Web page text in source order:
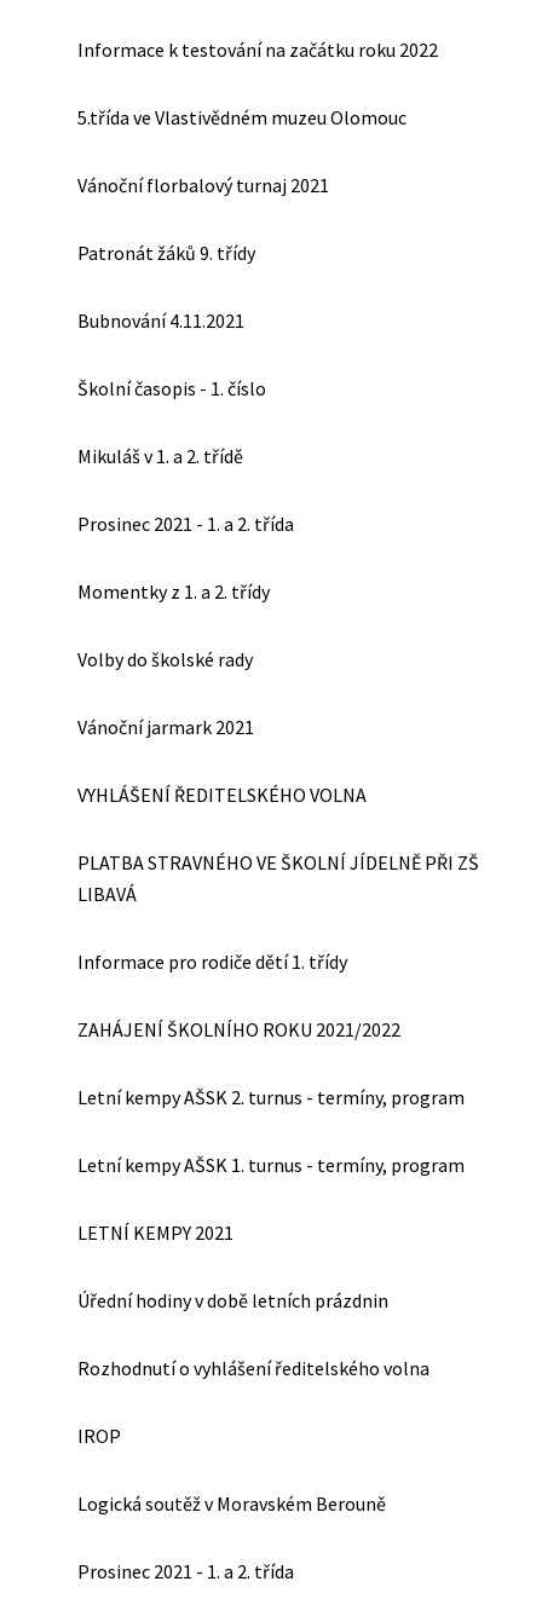
Informace k testování na začátku roku 2022
5.třída ve Vlastivědném muzeu Olomouc
Vánoční florbalový turnaj 2021
Patronát žáků 9. třídy
Bubnování 4.11.2021
Školní časopis - 1. číslo
Mikuláš v 1. a 2. třídě
Prosinec 2021 - 1. a 2. třída
Momentky z 1. a 2. třídy
Volby do školské rady
Vánoční jarmark 2021
VYHLÁŠENÍ ŘEDITELSKÉHO VOLNA
PLATBA STRAVNÉHO VE ŠKOLNÍ JÍDELNĚ PŘI ZŠ
LIBAVÁ
Informace pro rodiče dětí 1. třídy
ZAHÁJENÍ ŠKOLNÍHO ROKU 2021/2022
Letní kempy AŠSK 2. turnus - termíny, program
Letní kempy AŠSK 1. turnus - termíny, program
LETNÍ KEMPY 2021
Úřední hodiny v době letních prázdnin
Rozhodnutí o vyhlášení ředitelského volna
IROP
Logická soutěž v Moravském Berouně
Prosinec 2021 - 1. a 2. třída